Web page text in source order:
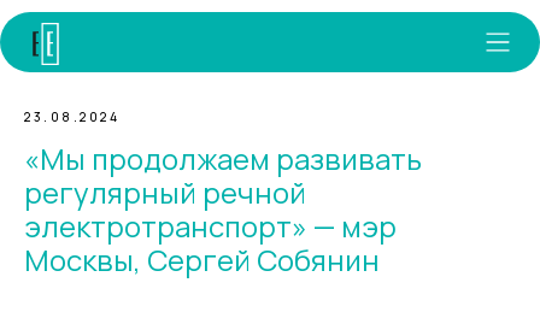
23.08.2024
«Мы продолжаем развивать
регулярный речной
электротранспорт» — мэр
Москвы, Сергей Собянин